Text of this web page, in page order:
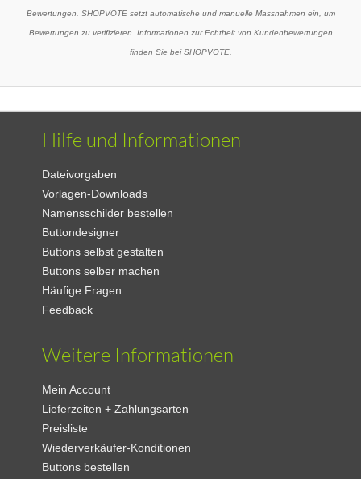
Bewertungen. SHOPVOTE setzt automatische und manuelle Massnahmen ein, um
Bewertungen zu verifizieren. Informationen zur Echtheit von Kundenbewertungen
finden Sie bei SHOPVOTE.
Hilfe und Informationen
Dateivorgaben
Vorlagen-Downloads
Namensschilder bestellen
Buttondesigner
Buttons selbst gestalten
Buttons selber machen
Häufige Fragen
Feedback
Weitere Informationen
Mein Account
Lieferzeiten + Zahlungsarten
Preisliste
Wiederverkäufer-Konditionen
Buttons bestellen